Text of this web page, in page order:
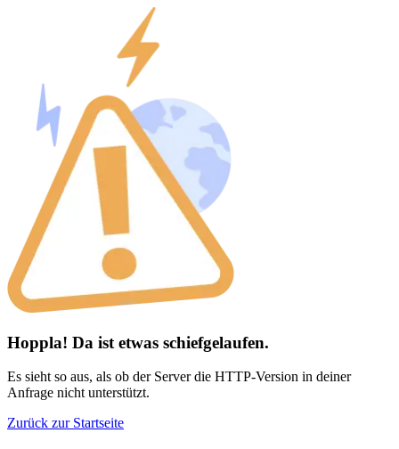
Hoppla! Da ist etwas schiefgelaufen.
Es sieht so aus, als ob der Server die HTTP-Version in deiner
Anfrage nicht unterstützt.
Zurück zur Startseite